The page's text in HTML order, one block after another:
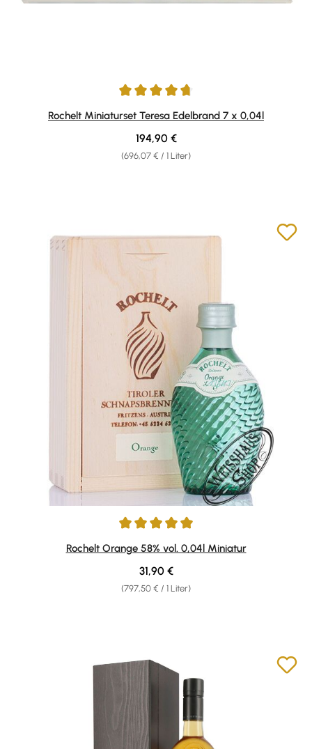
Durchschnittliche Bewertung von 4.67 von 5 Sternen
Rochelt Miniaturset Teresa Edelbrand 7 x 0,04l
(696,07 € / 1 Liter)
Regulärer Preis:
194,90 €
Durchschnittliche Bewertung von 5 von 5 Sternen
Rochelt Orange 58% vol. 0,04l Miniatur
(797,50 € / 1 Liter)
Regulärer Preis:
31,90 €